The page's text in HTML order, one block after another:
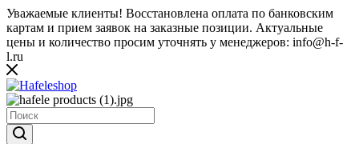
Уважаемые клиенты! Восстановлена оплата по банковским
картам и прием заявок на заказные позиции. Актуальные
цены и количество просим уточнять у менеджеров: info@h-f-
l.ru